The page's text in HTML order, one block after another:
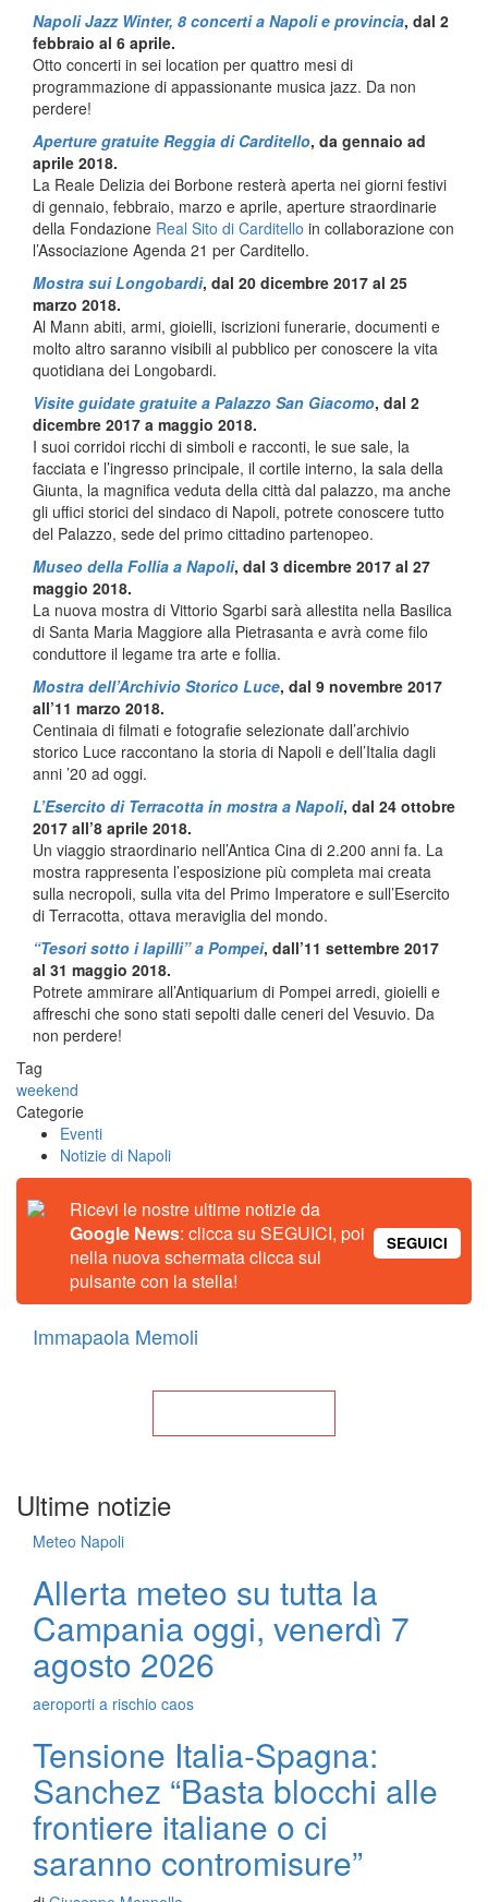
Napoli Jazz Winter, 8 concerti a Napoli e provincia, dal 2
febbraio al 6 aprile.
Otto concerti in sei location per quattro mesi di
programmazione di appassionante musica jazz. Da non
perdere!
Aperture gratuite Reggia di Carditello, da gennaio ad
aprile 2018.
La Reale Delizia dei Borbone resterà aperta nei giorni festivi
di gennaio, febbraio, marzo e aprile, aperture straordinarie
della Fondazione Real Sito di Carditello in collaborazione con
l’Associazione Agenda 21 per Carditello.
Mostra sui Longobardi, dal 20 dicembre 2017 al 25
marzo 2018.
Al Mann abiti, armi, gioielli, iscrizioni funerarie, documenti e
molto altro saranno visibili al pubblico per conoscere la vita
quotidiana dei Longobardi.
Visite guidate gratuite a Palazzo San Giacomo, dal 2
dicembre 2017 a maggio 2018.
I suoi corridoi ricchi di simboli e racconti, le sue sale, la
facciata e l’ingresso principale, il cortile interno, la sala della
Giunta, la magnifica veduta della città dal palazzo, ma anche
gli uffici storici del sindaco di Napoli, potrete conoscere tutto
del Palazzo, sede del primo cittadino partenopeo.
Museo della Follia a Napoli, dal 3 dicembre 2017 al 27
maggio 2018.
La nuova mostra di Vittorio Sgarbi sarà allestita nella Basilica
di Santa Maria Maggiore alla Pietrasanta e avrà come filo
conduttore il legame tra arte e follia.
Mostra dell’Archivio Storico Luce, dal 9 novembre 2017
all’11 marzo 2018.
Centinaia di filmati e fotografie selezionate dall’archivio
storico Luce raccontano la storia di Napoli e dell’Italia dagli
anni ’20 ad oggi.
L’Esercito di Terracotta in mostra a Napoli, dal 24 ottobre
2017 all’8 aprile 2018.
Un viaggio straordinario nell’Antica Cina di 2.200 anni fa. La
mostra rappresenta l’esposizione più completa mai creata
sulla necropoli, sulla vita del Primo Imperatore e sull’Esercito
di Terracotta, ottava meraviglia del mondo.
“Tesori sotto i lapilli” a Pompei, dall’11 settembre 2017
al 31 maggio 2018.
Potrete ammirare all’Antiquarium di Pompei arredi, gioielli e
affreschi che sono stati sepolti dalle ceneri del Vesuvio. Da
non perdere!
Tag
weekend
Categorie
Eventi
Notizie di Napoli
Ricevi le nostre ultime notizie da
Google News: clicca su SEGUICI, poi
nella nuova schermata clicca sul
pulsante con la stella!
SEGUICI
Immapaola Memoli
Ultime notizie
Meteo Napoli
Allerta meteo su tutta la
Campania oggi, venerdì 7
agosto 2026
aeroporti a rischio caos
Tensione Italia-Spagna:
Sanchez “Basta blocchi alle
frontiere italiane o ci
saranno contromisure”